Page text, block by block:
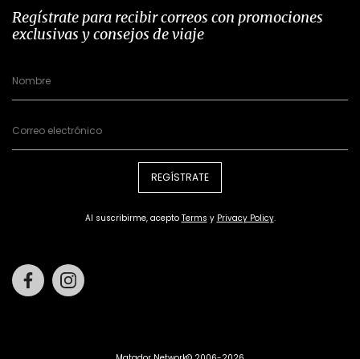
Regístrate para recibir correos con promociones
exclusivas y consejos de viaje
REGÍSTRATE
Al suscribirme, acepto Terms y Privacy Policy.
Facebook